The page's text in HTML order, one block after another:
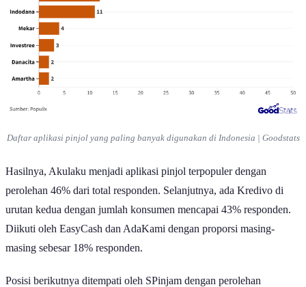
Daftar aplikasi pinjol yang paling banyak digunakan di Indonesia | Goodstats
Hasilnya, Akulaku menjadi aplikasi pinjol terpopuler dengan
perolehan 46% dari total responden. Selanjutnya, ada Kredivo di
urutan kedua dengan jumlah konsumen mencapai 43% responden.
Diikuti oleh EasyCash dan AdaKami dengan proporsi masing-
masing sebesar 18% responden.
Posisi berikutnya ditempati oleh SPinjam dengan perolehan